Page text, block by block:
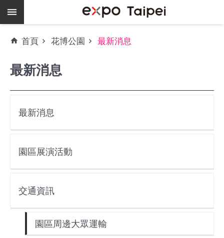
跳到主要內容區塊
門
鍵
地
借
空
餘
期
爭
首頁 花博公園 最新消息
最新消息
最新消息
園區展演活動
交通資訊
園區周邊大眾運輸